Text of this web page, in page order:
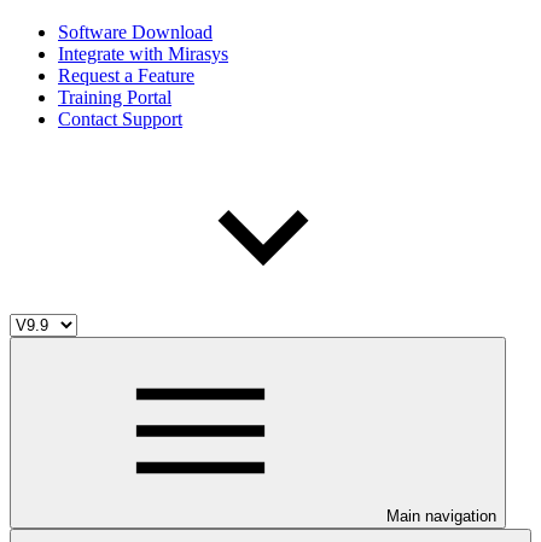
Software Download
Integrate with Mirasys
Request a Feature
Training Portal
Contact Support
Main navigation